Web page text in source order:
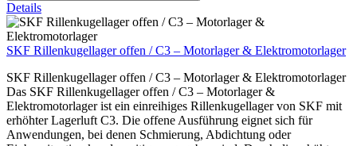
Details
SKF Rillenkugellager offen / C3 – Motorlager & Elektromotorlager
SKF Rillenkugellager offen / C3 – Motorlager & Elektromotorlager
Das SKF Rillenkugellager offen / C3 – Motorlager &
Elektromotorlager ist ein einreihiges Rillenkugellager von SKF mit
erhöhter Lagerluft C3. Die offene Ausführung eignet sich für
Anwendungen, bei denen Schmierung, Abdichtung oder